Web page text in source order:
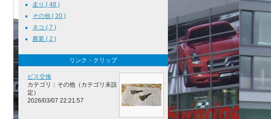
走り ( 48 )
その他 ( 20 )
ネコ ( 7 )
農業 ( 2 )
リンク・クリップ
ビス交換
カテゴリ：その他（カテゴリ未設
定）
2026/03/07 22:21:57